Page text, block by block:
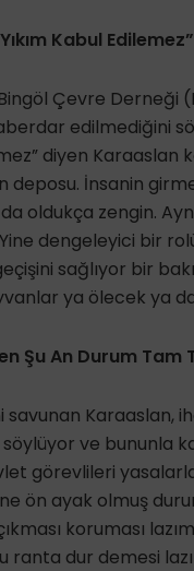
Kabul Edilemez”
Çevre Derneği
edilmediğini
diyen Karaaslan
deposu. İnsanin
oldukça zengin.
dengeleyici bir
sağlıyor bir
ya ölecek ya
Şu An Durum Tam
Karaaslan,
ve bununla
görevlileri yasalarla
ön ayak olmuş
koruması
ranta dur demesi